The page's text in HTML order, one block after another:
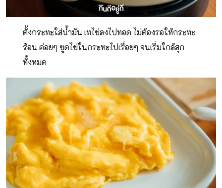
ตั้งกระทะใส่น้ำมัน เทไข่ลงไปทอด ไม่ต้องรอให้กระทะ
ร้อน ค่อยๆ ขูดไข่ในกระทะไปเรื่อยๆ จนเริ่มใกล้สุก
ทั้งหมด